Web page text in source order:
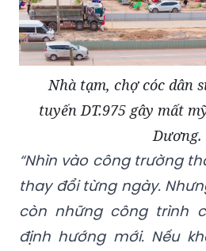
Nhà tạm, chợ cóc dân
tuyến DT.975 gây mất
Dương.
“Nhìn vào công trường
thay đổi từng ngày.
còn những công trình
định hướng mới. Nếu